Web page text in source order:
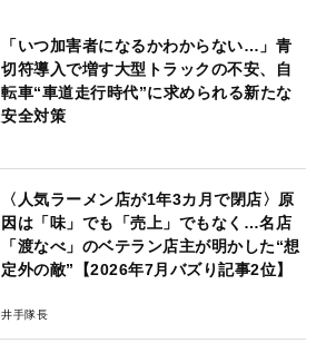
「いつ加害者になるかわからない…」青
切符導入で増す大型トラックの不安、自
転車“車道走行時代”に求められる新たな
安全対策
〈人気ラーメン店が1年3カ月で閉店〉原
因は「味」でも「売上」でもなく…名店
「渡なべ」のベテラン店主が明かした“想
定外の敵”【2026年7月バズり記事2位】
井手隊長